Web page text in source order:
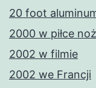
20 foot
2000 w piłce
2002 w filmie
2002 we Francji